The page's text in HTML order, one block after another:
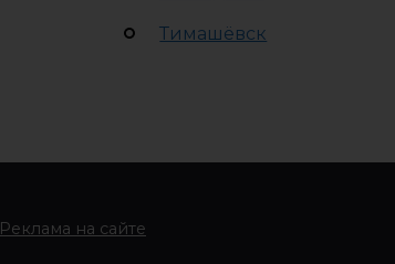
Тимашёвск
Реклама на сайте